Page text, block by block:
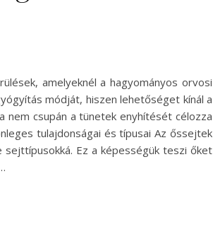
amelyeknél a hagyományos orvosi
módját, hiszen lehetőséget kínál a
nem csupán a tünetek enyhítését célozza
tulajdonságai és típusai Az őssejtek
sejttípusokká. Ez a képességük teszi őket